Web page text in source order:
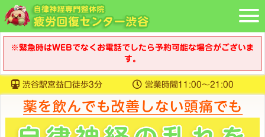
※緊急時はWEBでなくお電話でしたら予約可能な場合がございま
す。
渋谷駅宮益口徒歩3分 営業時間11:00〜21:00